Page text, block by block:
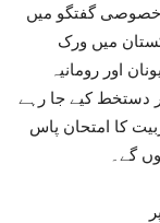
گفتگو میں
میں ورک
اور رومانیہ
پر دستخط کیے جا رہے
کا امتحان پاس
گے۔